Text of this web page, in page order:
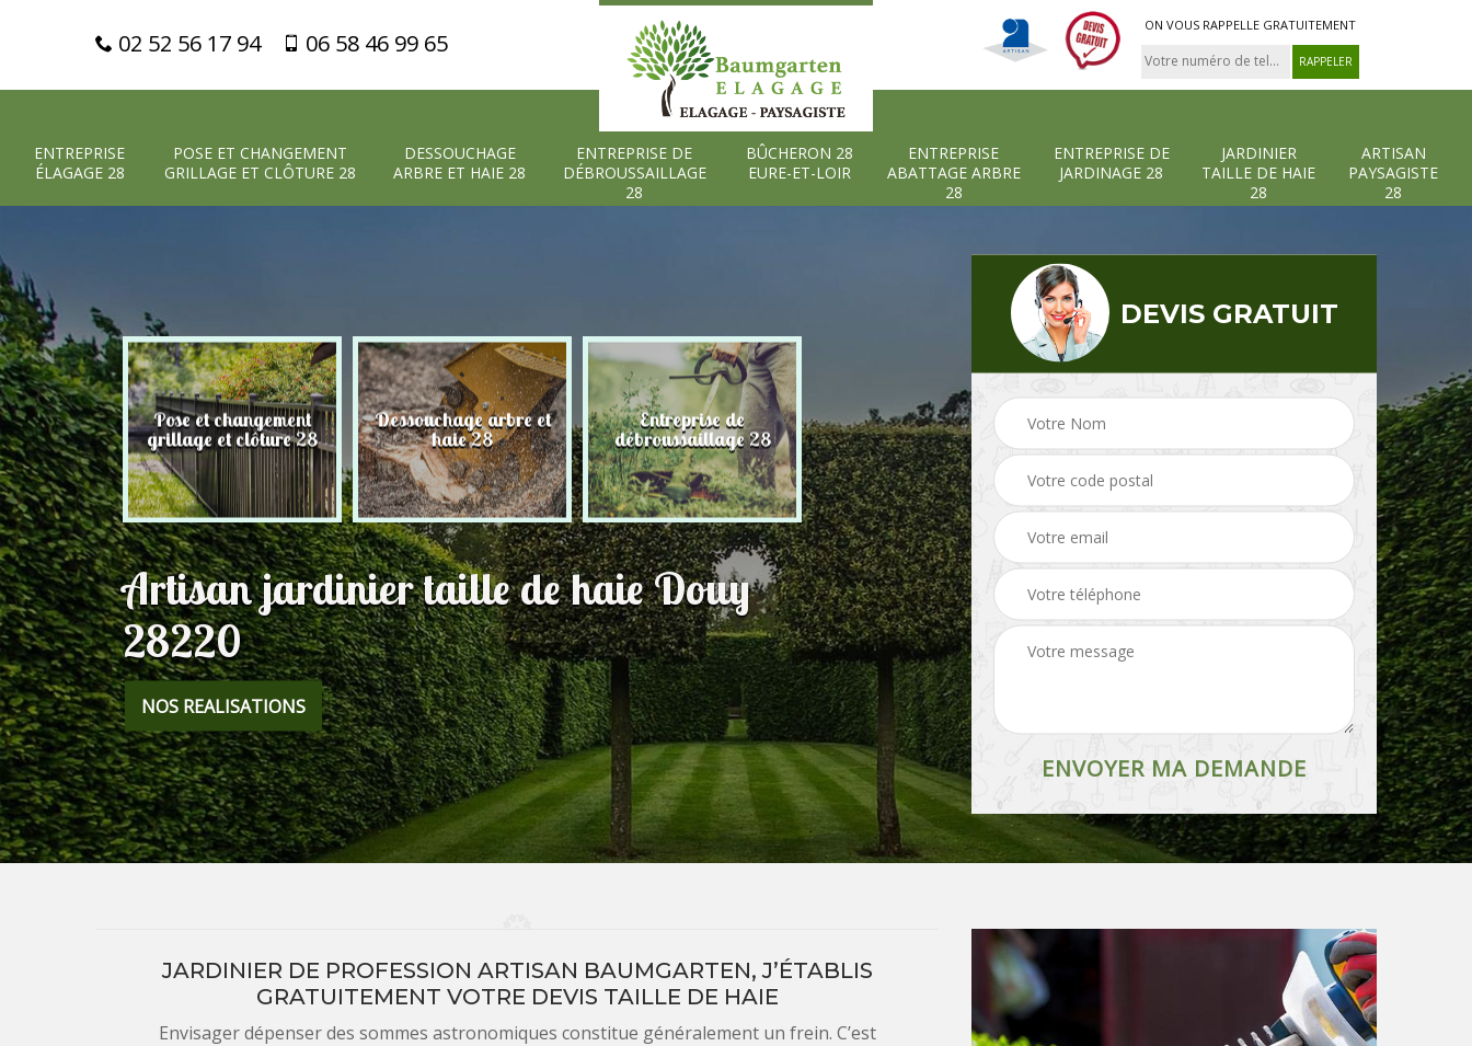
02 52 56 17 94 06 58 46 99 65
ON VOUS RAPPELLE GRATUITEMENT
ENTREPRISE
ÉLAGAGE 28
POSE ET CHANGEMENT
GRILLAGE ET CLÔTURE 28
DESSOUCHAGE
ARBRE ET HAIE 28
ENTREPRISE DE
DÉBROUSSAILLAGE
28
BÛCHERON 28
EURE-ET-LOIR
ENTREPRISE
ABATTAGE ARBRE
28
ENTREPRISE DE
JARDINAGE 28
JARDINIER
TAILLE DE HAIE
28
ARTISAN
PAYSAGISTE
28
28 Pose et changement
grillage et clôture 28
Dessouchage arbre et
haie 28
Entreprise de
débroussaillage 28
Bûcheron 28 Eure-et-
Loir
Entreprise abattage Entreprise de
jardinage 28
Artisan jardinier taille de haie Douy
28220
NOS REALISATIONS
DEVIS GRATUIT
JARDINIER DE PROFESSION ARTISAN BAUMGARTEN, J’ÉTABLIS
GRATUITEMENT VOTRE DEVIS TAILLE DE HAIE
Envisager dépenser des sommes astronomiques constitue généralement un frein. C’est